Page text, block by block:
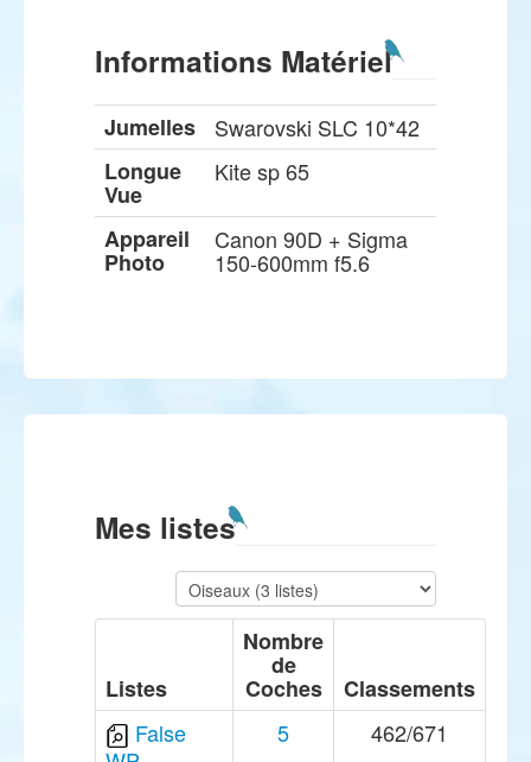
Informations Matériel
Jumelles
Swarovski SLC 10*42
Longue
Vue
Kite sp 65
Appareil
Photo
Canon 90D + Sigma
150-600mm f5.6
Mes listes
Listes
Nombre
de
Coches
Classements
False
5 462/671